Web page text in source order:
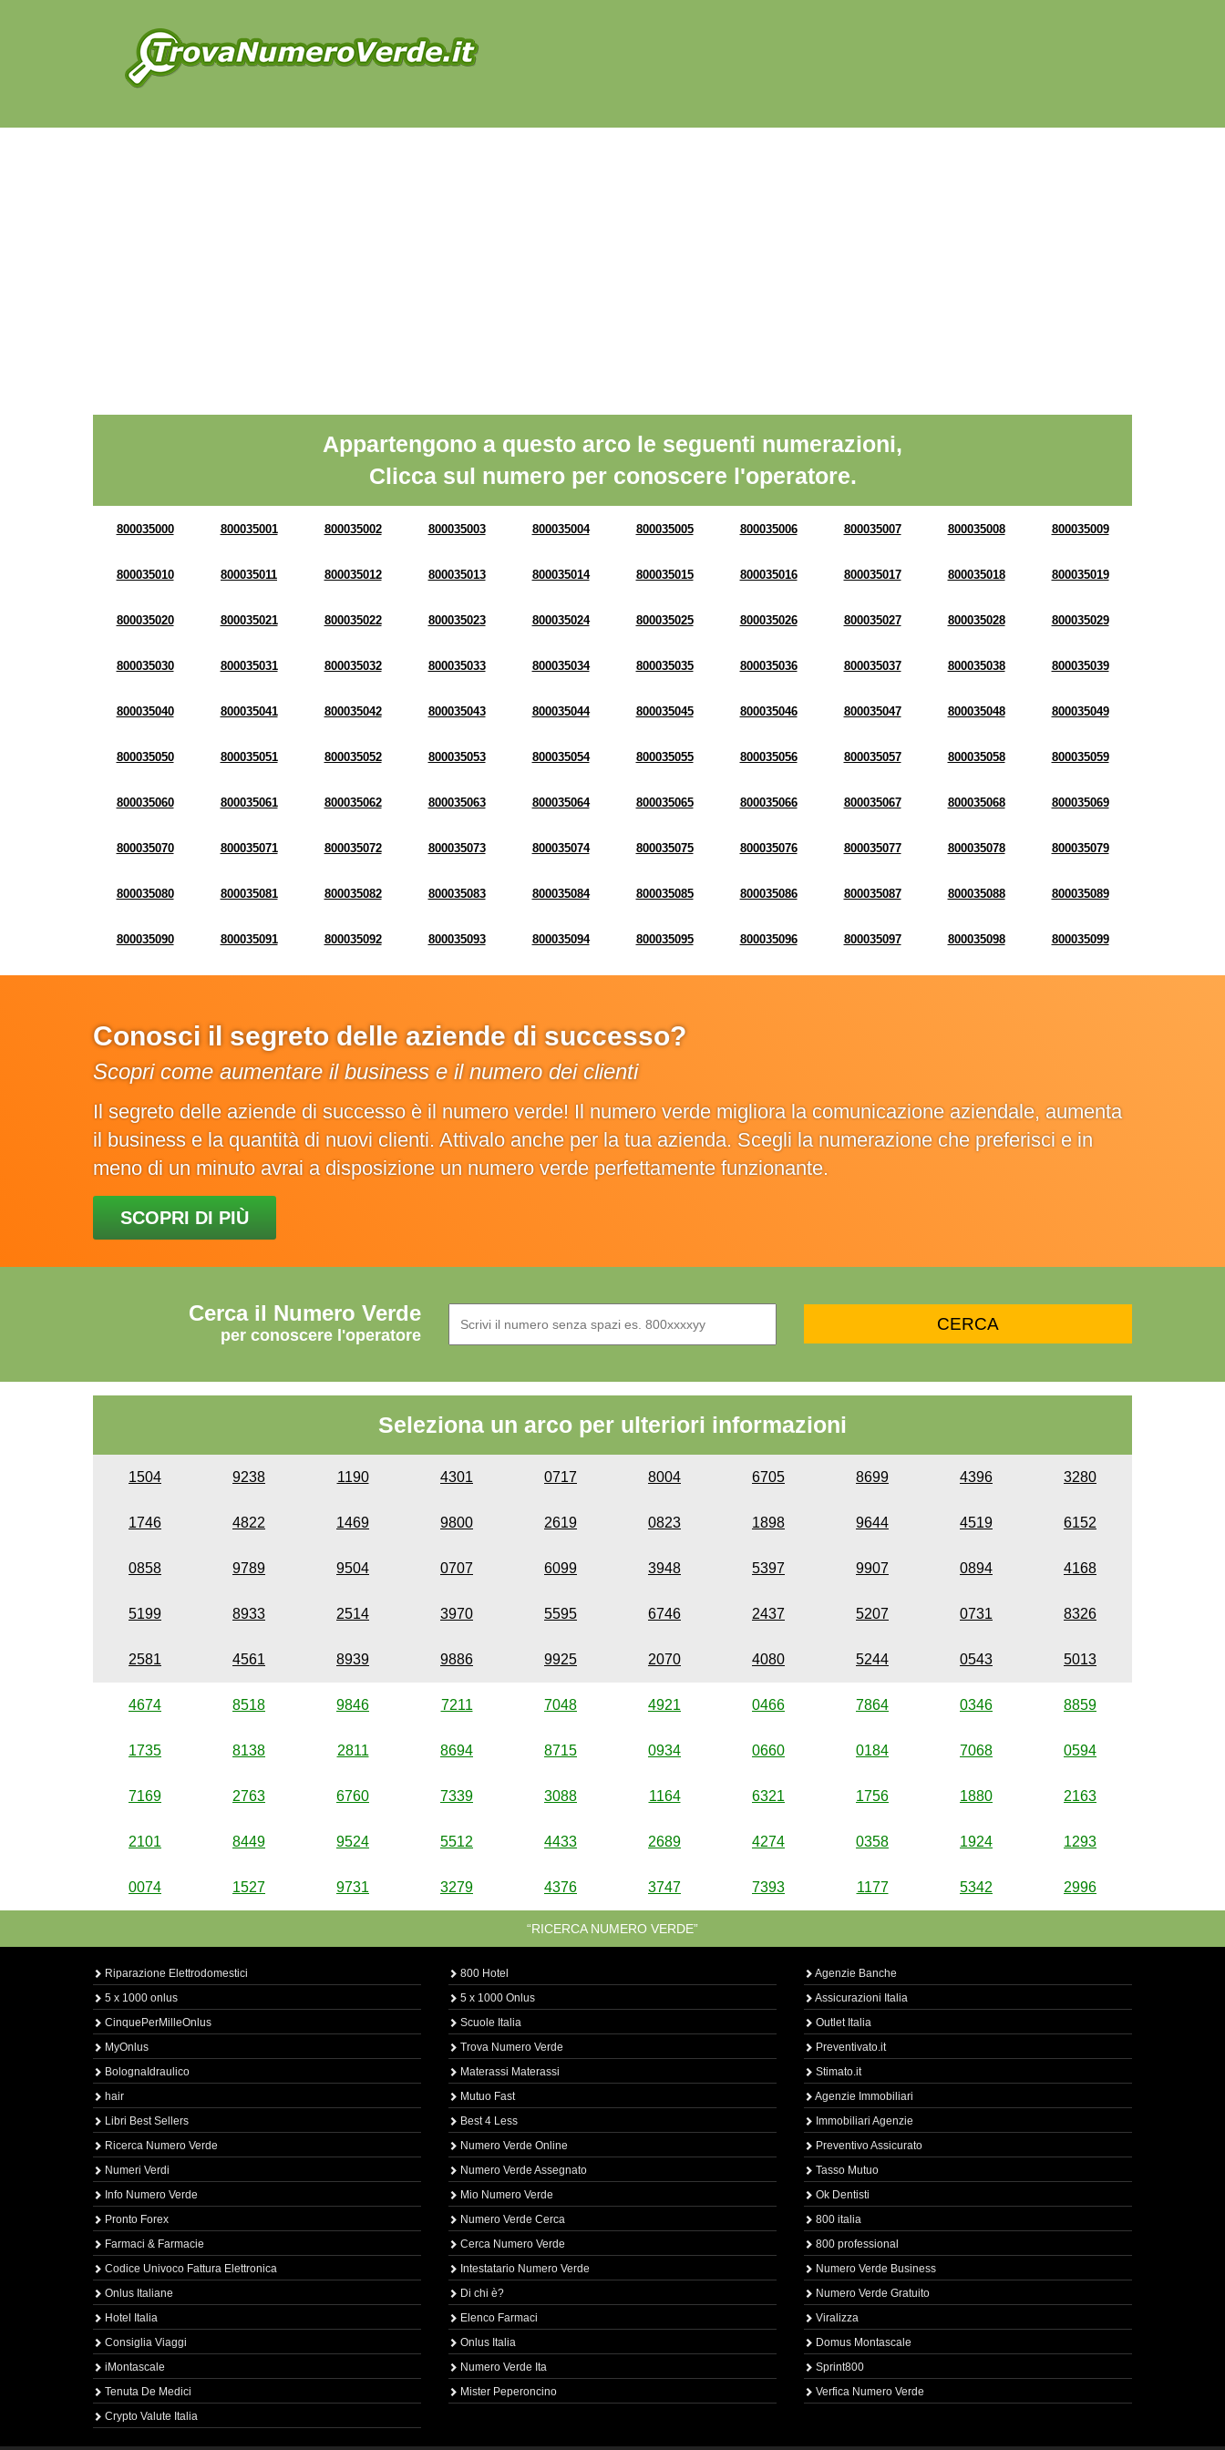
Appartengono a questo arco le seguenti numerazioni,
Clicca sul numero per conoscere l'operatore.
800035000 800035001 800035002 800035003 800035004 800035005 800035006 800035007 800035008 800035009
800035010 800035011 800035012 800035013 800035014 800035015 800035016 800035017 800035018 800035019
800035020 800035021 800035022 800035023 800035024 800035025 800035026 800035027 800035028 800035029
800035030 800035031 800035032 800035033 800035034 800035035 800035036 800035037 800035038 800035039
800035040 800035041 800035042 800035043 800035044 800035045 800035046 800035047 800035048 800035049
800035050 800035051 800035052 800035053 800035054 800035055 800035056 800035057 800035058 800035059
800035060 800035061 800035062 800035063 800035064 800035065 800035066 800035067 800035068 800035069
800035070 800035071 800035072 800035073 800035074 800035075 800035076 800035077 800035078 800035079
800035080 800035081 800035082 800035083 800035084 800035085 800035086 800035087 800035088 800035089
800035090 800035091 800035092 800035093 800035094 800035095 800035096 800035097 800035098 800035099
Conosci il segreto delle aziende di successo?
Scopri come aumentare il business e il numero dei clienti
Il segreto delle aziende di successo è il numero verde! Il numero verde migliora la comunicazione aziendale, aumenta
il business e la quantità di nuovi clienti. Attivalo anche per la tua azienda. Scegli la numerazione che preferisci e in
meno di un minuto avrai a disposizione un numero verde perfettamente funzionante.
SCOPRI DI PIÙ
Cerca il Numero Verde
per conoscere l'operatore
Seleziona un arco per ulteriori informazioni
1504 9238 1190 4301 0717 8004 6705 8699 4396 3280
1746 4822 1469 9800 2619 0823 1898 9644 4519 6152
0858 9789 9504 0707 6099 3948 5397 9907 0894 4168
5199 8933 2514 3970 5595 6746 2437 5207 0731 8326
2581 4561 8939 9886 9925 2070 4080 5244 0543 5013
4674 8518 9846 7211 7048 4921 0466 7864 0346 8859
1735 8138 2811 8694 8715 0934 0660 0184 7068 0594
7169 2763 6760 7339 3088 1164 6321 1756 1880 2163
2101 8449 9524 5512 4433 2689 4274 0358 1924 1293
0074 1527 9731 3279 4376 3747 7393 1177 5342 2996
“RICERCA NUMERO VERDE”
Riparazione Elettrodomestici
5 x 1000 onlus
CinquePerMilleOnlus
MyOnlus
BolognaIdraulico
hair
Libri Best Sellers
Ricerca Numero Verde
Numeri Verdi
Info Numero Verde
Pronto Forex
Farmaci & Farmacie
Codice Univoco Fattura Elettronica
Onlus Italiane
Hotel Italia
Consiglia Viaggi
iMontascale
Tenuta De Medici
Crypto Valute Italia
800 Hotel
5 x 1000 Onlus
Scuole Italia
Trova Numero Verde
Materassi Materassi
Mutuo Fast
Best 4 Less
Numero Verde Online
Numero Verde Assegnato
Mio Numero Verde
Numero Verde Cerca
Cerca Numero Verde
Intestatario Numero Verde
Di chi è?
Elenco Farmaci
Onlus Italia
Numero Verde Ita
Mister Peperoncino
Agenzie Banche
Assicurazioni Italia
Outlet Italia
Preventivato.it
Stimato.it
Agenzie Immobiliari
Immobiliari Agenzie
Preventivo Assicurato
Tasso Mutuo
Ok Dentisti
800 italia
800 professional
Numero Verde Business
Numero Verde Gratuito
Viralizza
Domus Montascale
Sprint800
Verfica Numero Verde